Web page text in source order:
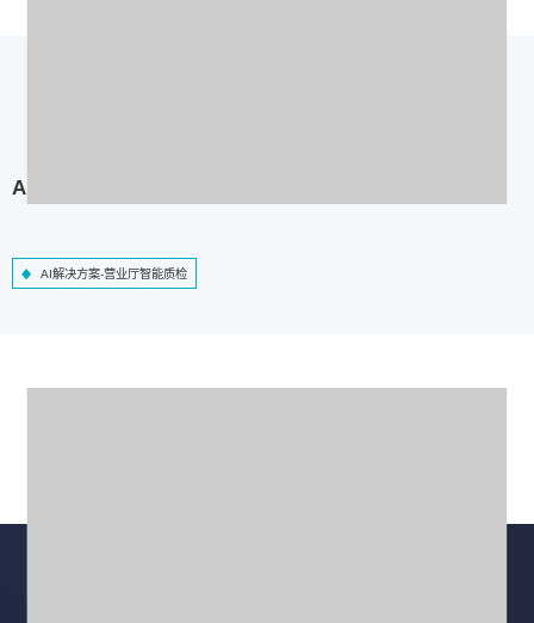
AI解决方案-营业厅智能质检
AI解决方案-营业厅智能质检